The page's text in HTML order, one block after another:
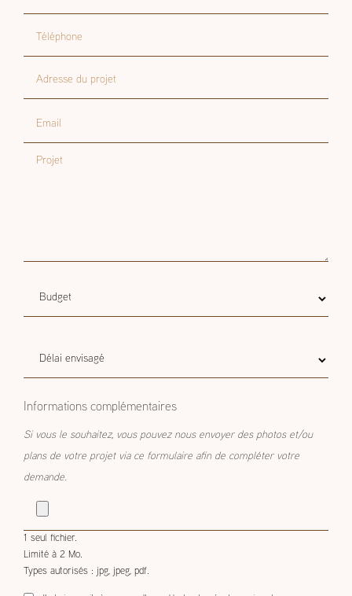
Téléphone
Adresse du projet
Email
Projet
Budget
estimatif
Budget estimatif
Délai
envisagé
Délai envisagé
Informations complémentaires
Si vous le souhaitez, vous pouvez nous envoyer des photos et/ou
plans de votre projet via ce formulaire afin de compléter votre
demande.
1 seul fichier.
Limité à 2 Mo.
Types autorisés : jpg, jpeg, pdf.